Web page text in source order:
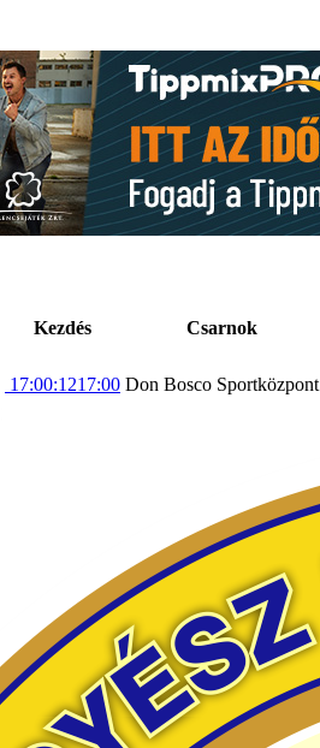
Kezdés Csarnok
17:00:1217:00 Don Bosco Sportközpont